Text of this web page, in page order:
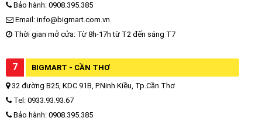
Bảo hành: 0908.395.385
Email: info@bigmart.com.vn
Thời gian mở cửa: Từ 8h-17h từ T2 đến sáng T7
7 BIGMART - CẦN THƠ
32 đường B25, KDC 91B, P.Ninh Kiều, Tp.Cần Thơ
Tel: 0933.93.93.67
Bảo hành: 0908.395.385